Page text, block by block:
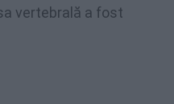
vertebrală a fost